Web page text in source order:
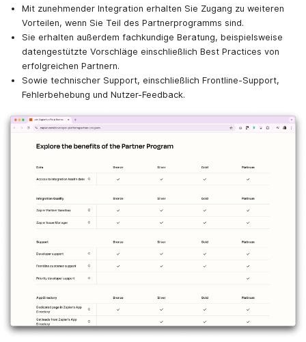
Mit zunehmender Integration erhalten Sie Zugang zu weiteren
Vorteilen, wenn Sie Teil des Partnerprogramms sind.
Sie erhalten außerdem fachkundige Beratung, beispielsweise
datengestützte Vorschläge einschließlich Best Practices von
erfolgreichen Partnern.
Sowie technischer Support, einschließlich Frontline-Support,
Fehlerbehebung und Nutzer-Feedback.